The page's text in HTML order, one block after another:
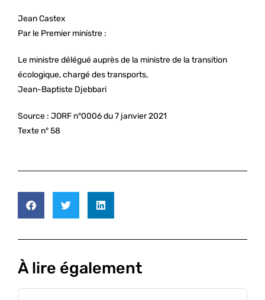
Jean Castex
Par le Premier ministre :
Le ministre délégué auprès de la ministre de la transition
écologique, chargé des transports,
Jean-Baptiste Djebbari
Source : JORF n°0006 du 7 janvier 2021
Texte n° 58
À lire également